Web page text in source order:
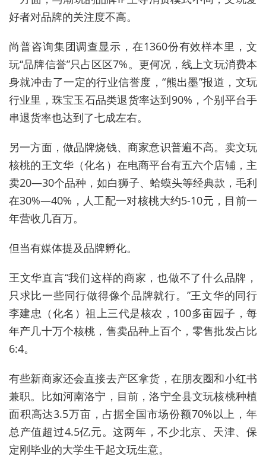
好者对品牌的关注度不高。
尚普咨询集团调查显示，在1360份有效样本里，文
玩“品牌信誉”只占区区7%。更何况，线上文玩消费本
身就冲击了一定的行业信誉度，“熊出墨”报道，文玩
行业里，珠宝玉石品类退货率达到90%，个别平台手
串退货率也达到了七成左右。
另一方面，做品牌烧钱、商家意识普遍不高。卖文玩
核桃的王文华（化名）在电商平台有五六个店铺，主
卖20—30个品种，如白狮子、蛤蟆头等经典款，毛利
在30%—40%，人工配一对核桃大约5-10元，目前一
年营收几百万。
但当有媒体提及品牌孵化。
王文华直言“我们这样的商家，也做不了什么品牌，
只求比一些同行做得像个品牌就行。”王文华的同行
李建忠（化名）祖上三代是核农，100多亩园子，每
年产几十万个核桃，售卖品种上百个，零售批发占比
6:4。
有些新商家还会直接去产区拿货，在朋友圈和小红书
兼职。比如河南洛宁，目前，洛宁全县文玩核桃种植
面积高达3.5万亩，占据全国市场份额70%以上，年
总产值超过4.5亿元。这两年，不少北京、天津、保
定刚毕业的大学生干起文玩生意。